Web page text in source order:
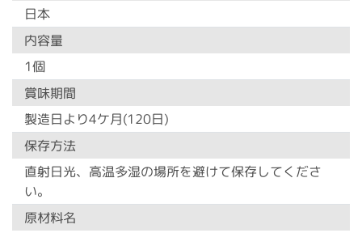
日本
内容量
1個
賞味期間
製造日より4ケ月(120日)
保存方法
直射日光、高温多湿の場所を避けて保存してくださ
い。
原材料名